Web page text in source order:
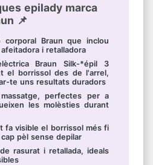
epilady marca
📌
corporal Braun que inclou
i retalladora
Braun Silk-*épil 3
el borrissol des de l'arrel,
te uns resultats duradors
perfectes per a
les molèsties durant
fa visible el borrissol més fi
pèl sense depilar
rasurat i retallada, ideals